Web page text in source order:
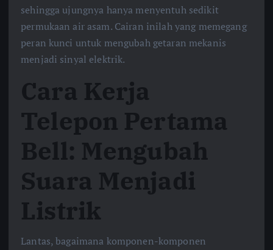
sehingga ujungnya hanya menyentuh sedikit
permukaan air asam. Cairan inilah yang memegang
peran kunci untuk mengubah getaran mekanis
menjadi sinyal elektrik.
Cara Kerja
Telepon Pertama
Bell: Mengubah
Suara Menjadi
Listrik
Lantas, bagaimana komponen-komponen